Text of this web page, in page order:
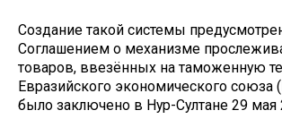
Создание такой системы
Соглашением о механизме
товаров, ввезённых на таможенную
Евразийского экономического союза
было заключено в Нур-Султане 29 мая